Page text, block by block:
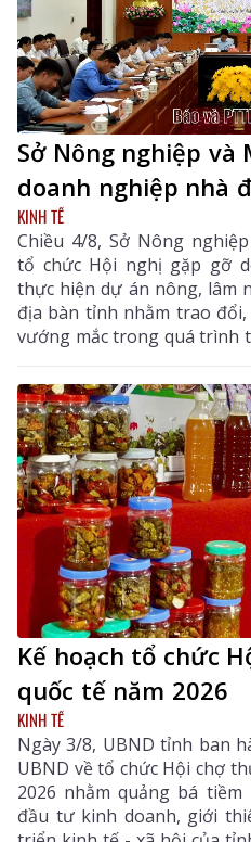
Sở Nông nghiệp
doanh nghiệp nhà
KINH TẾ
Chiều 4/8, Sở Nông
tổ chức Hội nghị gặp gỡ
thực hiện dự án nông, lâm
địa bàn tỉnh nhằm trao
vướng mắc trong quá trình
Kế hoạch tổ chức
quốc tế năm 2026
KINH TẾ
Ngày 3/8, UBND tỉnh ban
UBND về tổ chức Hội chợ
2026 nhằm quảng bá
đầu tư kinh doanh, giới